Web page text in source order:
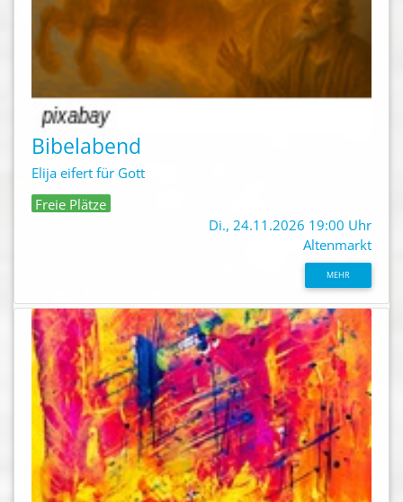
Bibelabend
Elija eifert für Gott
Freie Plätze
Di., 24.11.2026 19:00 Uhr
Altenmarkt
MEHR